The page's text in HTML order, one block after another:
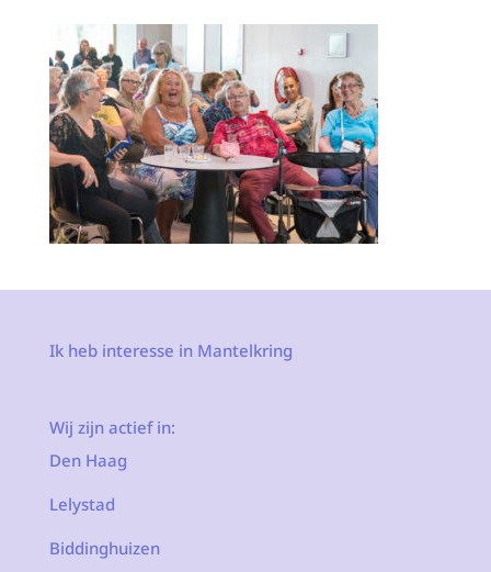
Ik heb interesse in Mantelkring
Wij zijn actief in:
Den Haag
Lelystad
Biddinghuizen